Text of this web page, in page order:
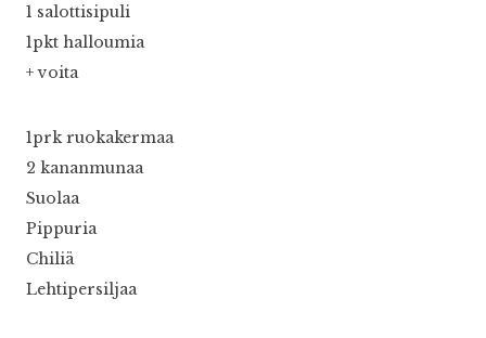
1 salottisipuli
1pkt halloumia
+ voita
1prk ruokakermaa
2 kananmunaa
Suolaa
Pippuria
Chiliä
Lehtipersiljaa